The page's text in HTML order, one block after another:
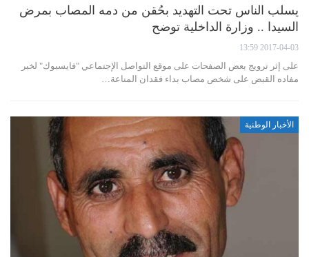
يسلب الناس تحت التهديد بحُقن من دمه المصاب بمرض
السيدا .. وزارة الداخلية توضح
2017-04-03 13:59
على إثر ترويج بعض الصفحات على موقع التواصل الإجتماعي "فايسبوك" لخبر
مفاده القبض على شخص مصاب بداء فقدان المناعة…
الأخبار الوطنية